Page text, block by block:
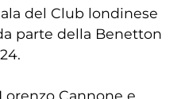
del Club londinese
parte della Benetton
Cannone e